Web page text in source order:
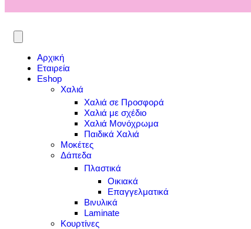
Αρχική
Εταιρεία
Eshop
Χαλιά
Χαλιά σε Προσφορά
Χαλιά με σχέδιο
Χαλιά Μονόχρωμα
Παιδικά Χαλιά
Μοκέτες
Δάπεδα
Πλαστικά
Οικιακά
Επαγγελματικά
Βινυλικά
Laminate
Κουρτίνες